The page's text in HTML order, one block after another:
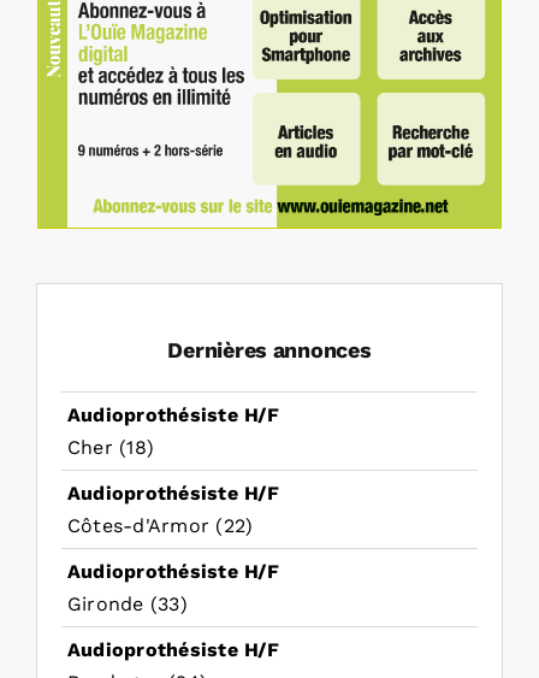
Dernières annonces
Audioprothésiste H/F
Cher (18)
Audioprothésiste H/F
Côtes-d'Armor (22)
Audioprothésiste H/F
Gironde (33)
Audioprothésiste H/F